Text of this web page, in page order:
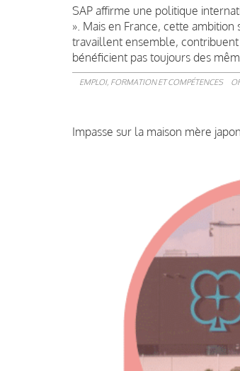
SAP affirme une politique
». Mais en France, cette
travaillent ensemble,
bénéficient pas toujours des
EMPLOI, FORMATION ET COMPÉTENCES
Impasse sur la maison mère